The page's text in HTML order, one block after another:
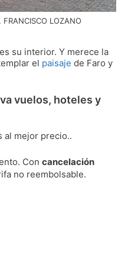
LOZANO
su interior. Y merece la
el paisaje de Faro y
vuelos, hoteles y
al mejor precio..
Con cancelación
no reembolsable.